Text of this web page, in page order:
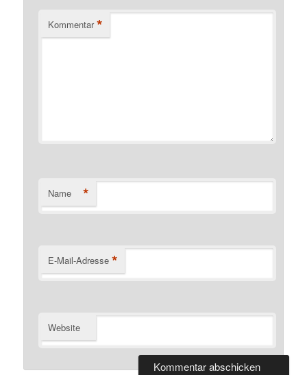
Kommentar *
Name *
E-Mail-Adresse *
Website